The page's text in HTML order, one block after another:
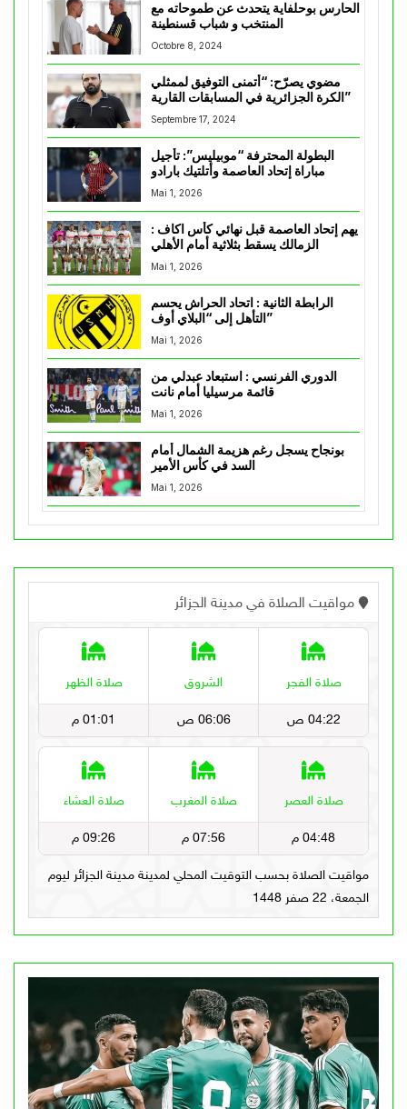
الحارس بوحلفاية يتحدث عن طموحاته مع
المنتخب و شباب قسنطينة
Octobre 8, 2024
مضوي يصرّح: “أتمنى التوفيق لممثلي
الكرة الجزائرية في المسابقات القارية”
Septembre 17, 2024
البطولة المحترفة “موبيليس”: تأجيل
مباراة إتحاد العاصمة وأتلتيك بارادو
Mai 1, 2026
يهم إتحاد العاصمة قبل نهائي كأس اكاف :
Mai 1, 2026
الرابطة الثانية : اتحاد الحراش يحسم
التأهل إلى “البلاي أوف”
Mai 1, 2026
الدوري الفرنسي : استبعاد عبدلي من
قائمة مرسيليا أمام نانت
Mai 1, 2026
بونجاح يسجل رغم هزيمة الشمال أمام
السد في كأس الأمير
Mai 1, 2026